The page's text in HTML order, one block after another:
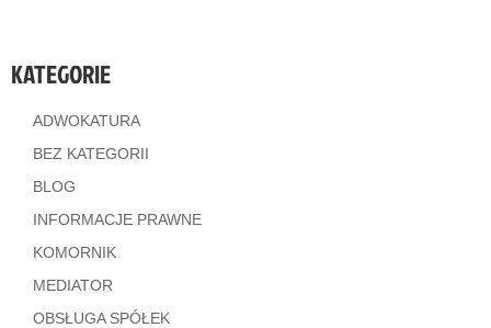
KATEGORIE
ADWOKATURA
BEZ KATEGORII
BLOG
INFORMACJE PRAWNE
KOMORNIK
MEDIATOR
OBSŁUGA SPÓŁEK